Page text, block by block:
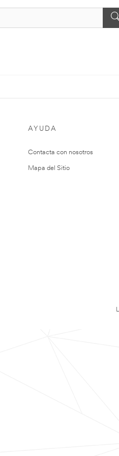
AYUDA
Contacta con nosotros
Mapa del Sitio